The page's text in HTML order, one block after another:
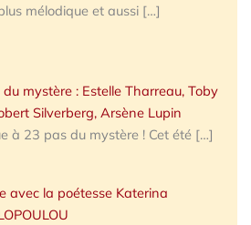
mélodique et aussi […]
mystère : Estelle Tharreau, Toby
Silverberg, Arsène Lupin
à 23 pas du mystère ! Cet été […]
avec la poétesse Katerina